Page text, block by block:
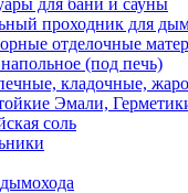
для бани и сауны
проходник для
отделочные
(под печь)
кладочные,
Эмали,
соль